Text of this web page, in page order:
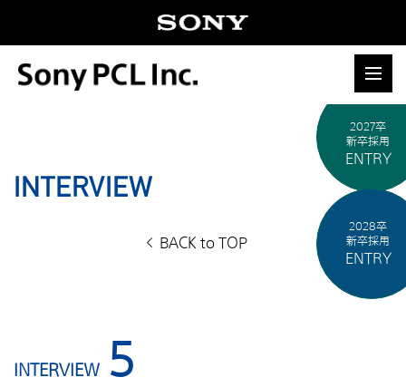
2027卒
新卒採用
ENTRY
2028卒
新卒採用
ENTRY
INTERVIEW
BACK to TOP
INTERVIEW 5